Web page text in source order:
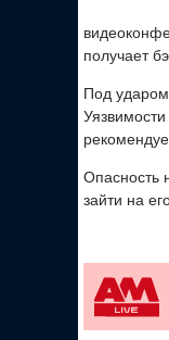
получает
Под
Опасность
зайти на